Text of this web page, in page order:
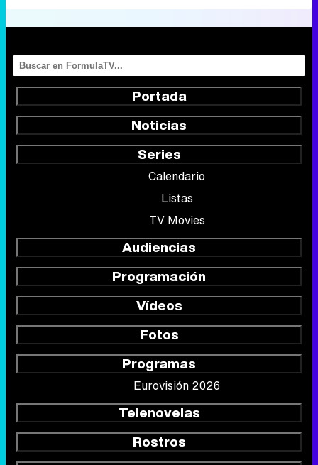
Portada
Noticias
Series
Calendario
Listas
TV Movies
Audiencias
Programación
Vídeos
Fotos
Programas
Eurovisión 2026
Telenovelas
Rostros